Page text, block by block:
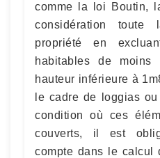
comme la loi Boutin,
considération
propriété en
habitables de moins
hauteur inférieure à
le cadre de loggias
condition où ces
couverts, il est
compte dans le calcul